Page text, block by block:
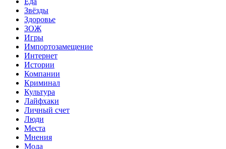
Звёзды
Здоровье
ЗОЖ
Игры
Импортозамещение
Интернет
Истории
Компании
Криминал
Культура
Лайфхаки
Личный счет
Люди
Места
Мнения
Мода